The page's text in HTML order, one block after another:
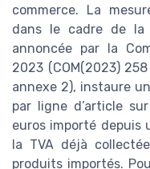
commerce. La
dans le cadre de la
annoncée par la
2023 (COM(2023)
annexe 2), instaure
par ligne d’article
euros importé depuis
la TVA déjà
produits importés.